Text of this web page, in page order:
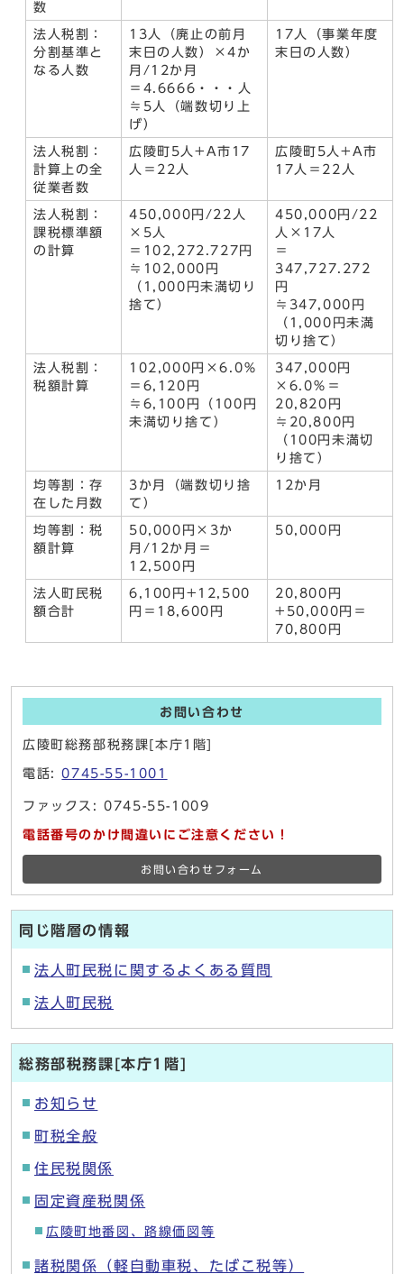
数
法人税割：
分割基準と
なる人数
13人（廃止の前月
末日の人数）×4か
月/12か月
＝4.6666・・・人
≒5人（端数切り上
げ）
17人（事業年度
末日の人数）
法人税割：
計算上の全
従業者数
広陵町5人+A市17
人＝22人
広陵町5人+A市
17人＝22人
法人税割：
課税標準額
の計算
450,000円/22人
×5人
＝102,272.727円
≒102,000円
（1,000円未満切り
捨て）
450,000円/22
人×17人
＝
347,727.272
円
≒347,000円
（1,000円未満
切り捨て）
法人税割：
税額計算
102,000円×6.0％
＝6,120円
≒6,100円（100円
未満切り捨て）
347,000円
×6.0％＝
20,820円
≒20,800円
（100円未満切
り捨て）
均等割：存
在した月数
3か月（端数切り捨
て）
12か月
均等割：税
額計算
50,000円×3か
月/12か月＝
12,500円
50,000円
法人町民税
額合計
6,100円+12,500
円＝18,600円
20,800円
+50,000円＝
70,800円
お問い合わせ
広陵町総務部税務課[本庁1階]
電話:0745-55-1001
ファックス: 0745-55-1009
電話番号のかけ間違いにご注意ください！
お問い合わせフォーム
同じ階層の情報
法人町民税に関するよくある質問
法人町民税
総務部税務課[本庁1階]
お知らせ
町税全般
住民税関係
固定資産税関係
広陵町地番図、路線価図等
諸税関係（軽自動車税、たばこ税等）